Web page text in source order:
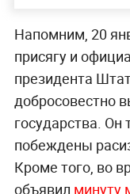
Напомним, 20
присягу и
президента
добросовестно
государства.
побеждены
Кроме того, во
объявил минуту